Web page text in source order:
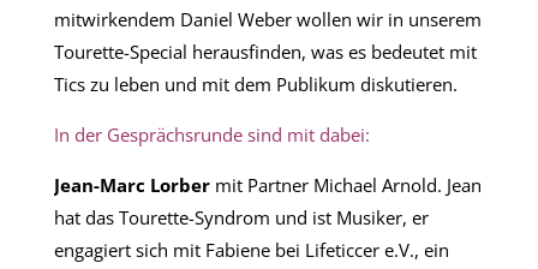
mitwirkendem Daniel Weber wollen wir in unserem
Tourette-Special herausfinden, was es bedeutet mit
Tics zu leben und mit dem Publikum diskutieren.
In der Gesprächsrunde sind mit dabei:
Jean-Marc Lorbermit Partner Michael Arnold. Jean
hat das Tourette-Syndrom und ist Musiker, er
engagiert sich mit Fabiene bei Lifeticcer e.V., ein